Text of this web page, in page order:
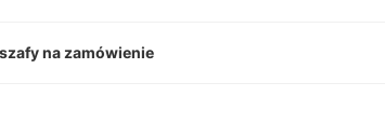
na zamówienie